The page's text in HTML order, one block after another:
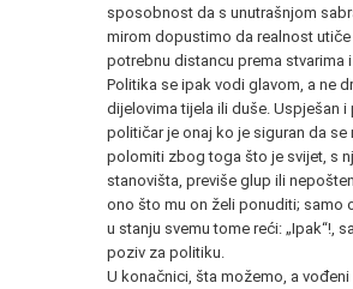
sposobnost da s unutrašnjom
mirom dopustimo da realnost utiče
potrebnu distancu prema stvarima i
Politika se ipak vodi glavom, a ne
dijelovima tijela ili duše. Uspješan i
političar je onaj ko je siguran da se
polomiti zbog toga što je svijet, s
stanovišta, previše glup ili
ono što mu on želi ponuditi; samo
u stanju svemu tome reći: „Ipak“!,
poziv za politiku.
U konačnici, šta možemo, a vođeni